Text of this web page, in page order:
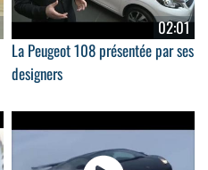
02:01
La Peugeot 108 présentée par ses
designers